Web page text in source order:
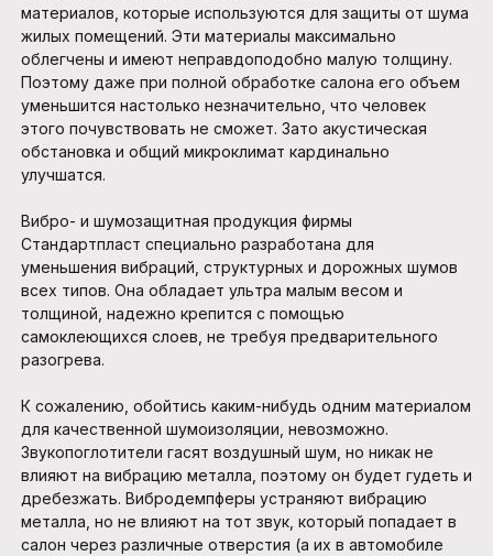
материалов, которые используются для защиты от шума
жилых помещений. Эти материалы максимально
облегчены и имеют неправдоподобно малую толщину.
Поэтому даже при полной обработке салона его объем
уменьшится настолько незначительно, что человек
этого почувствовать не сможет. Зато акустическая
обстановка и общий микроклимат кардинально
улучшатся.
Вибро- и шумозащитная продукция фирмы
Стандартпласт специально разработана для
уменьшения вибраций, структурных и дорожных шумов
всех типов. Она обладает ультра малым весом и
толщиной, надежно крепится с помощью
самоклеющихся слоев, не требуя предварительного
разогрева.
К сожалению, обойтись каким-нибудь одним материалом
для качественной шумоизоляции, невозможно.
Звукопоглотители гасят воздушный шум, но никак не
влияют на вибрацию металла, поэтому он будет гудеть и
дребезжать. Вибродемпферы устраняют вибрацию
металла, но не влияют на тот звук, который попадает в
салон через различные отверстия (а их в автомобиле